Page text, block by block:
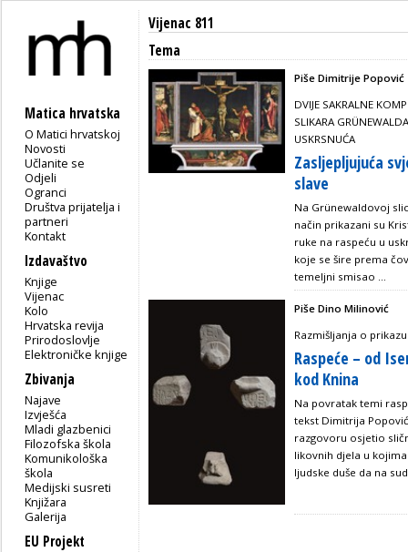
Matica hrvatska
O Matici hrvatskoj
Novosti
Učlanite se
Odjeli
Ogranci
Društva prijatelja i
partneri
Kontakt
Izdavaštvo
Knjige
Vijenac
Kolo
Hrvatska revija
Prirodoslovlje
Elektroničke knjige
Zbivanja
Najave
Izvješća
Mladi glazbenici
Filozofska škola
Komunikološka
škola
Medijski susreti
Knjižara
Galerija
EU Projekt
Vijenac 811
Tema
Piše Dimitrije Popović
DVIJE SAKRALNE
SLIKARA
USKRSNUĆA
Zasljepljujuća
slave
Na Grünewaldovoj
način prikazani su
ruke na raspeću u
koje se šire prema
temeljni smisao ...
Piše Dino Milinović
Razmišljanja o
Raspeće – od
kod Knina
Na povratak temi
tekst Dimitrija
razgovoru osjetio
likovnih djela u
ljudske duše da na